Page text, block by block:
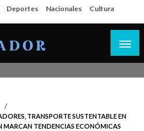
Deportes Nacionales Cultura
TRANSPORTE SUSTENTABLE EN
MARCAN TENDENCIAS ECONÓMICAS